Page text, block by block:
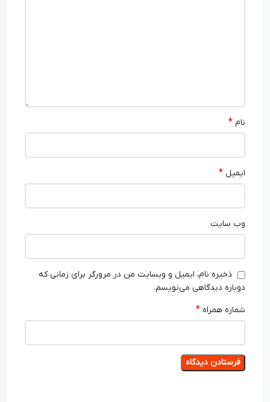
ایمیل*
وب‌ سایت
ذخیره نام، ایمیل و وبسایت من در مرورگر برای زمانی که
دوباره دیدگاهی می‌نویسم.
شماره همراه*